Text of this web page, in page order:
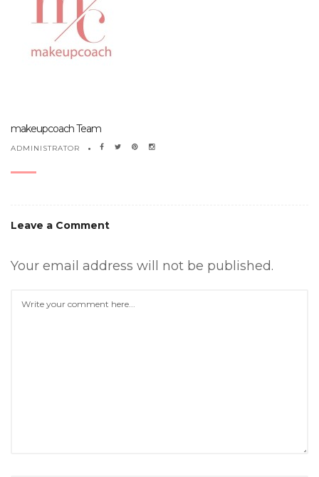
makeupcoach Team
ADMINISTRATOR
Leave a Comment
Your email address will not be published.